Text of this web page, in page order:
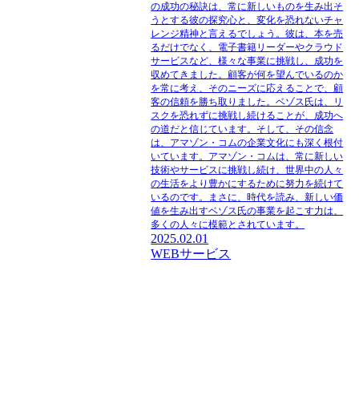
の成功の秘訣は、常に新しいものを生み出そ
うとする彼の探究心と、変化を恐れないチャ
レンジ精神と言えるでしょう。彼は、本を売
るだけでなく、電子書籍リーダーやクラウド
サービスなど、様々な事業に挑戦し、成功を
収めてきました。顧客が何を望んでいるのか
を常に考え、そのニーズに応えることで、顧
客の信頼を勝ち取りました。ベゾス氏は、リ
スクを恐れずに挑戦し続けることが、成功へ
の道だと信じています。そして、その信念
は、アマゾン・コムの企業文化にも深く根付
いています。アマゾン・コムは、常に新しい
技術やサービスに挑戦し続け、世界中の人々
の生活をより豊かにするために努力を続けて
いるのです。まさに、時代を読み、新しい価
値を生み出すベゾス氏の事業を起こす力は、
多くの人々に模範とされています。
2025.02.01
WEBサービス